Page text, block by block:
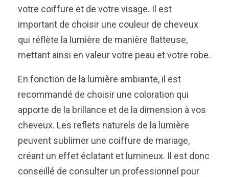
votre coiffure et de votre visage. Il est
important de choisir une couleur de cheveux
qui réflète la lumière de manière flatteuse,
mettant ainsi en valeur votre peau et votre robe.
En fonction de la lumière ambiante, il est
recommandé de choisir une coloration qui
apporte de la brillance et de la dimension à vos
cheveux. Les reflets naturels de la lumière
peuvent sublimer une coiffure de mariage,
créant un effet éclatant et lumineux. Il est donc
conseillé de consulter un professionnel pour